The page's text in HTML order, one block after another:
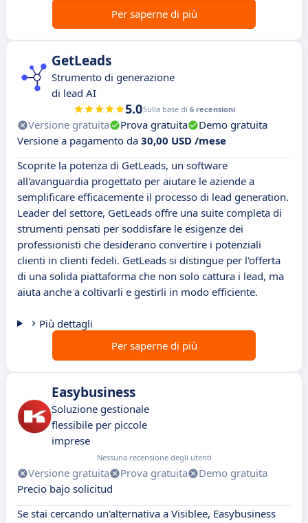
Per saperne di più
GetLeads
Strumento di generazione
di lead AI
5.0Sulla base di 6 recensioni
Versione gratuita Prova gratuita
Demo gratuita
Versione a pagamento da 30,00 USD /mese
Scoprite la potenza di GetLeads, un software
all'avanguardia progettato per aiutare le aziende a
semplificare efficacemente il processo di lead generation.
Leader del settore, GetLeads offre una suite completa di
strumenti pensati per soddisfare le esigenze dei
professionisti che desiderano convertire i potenziali
clienti in clienti fedeli. GetLeads si distingue per l'offerta
di una solida piattaforma che non solo cattura i lead, ma
aiuta anche a coltivarli e gestirli in modo efficiente.
Più dettagli
Per saperne di più
Easybusiness
Soluzione gestionale
flessibile per piccole
imprese
Nessuna recensione degli utenti
Versione gratuita Prova gratuita
Demo gratuita
Precio bajo solicitud
Se stai cercando un'alternativa a Visiblee, Easybusiness